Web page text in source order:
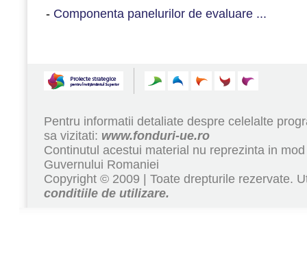
- Componenta panelurilor de evaluare ...
Pentru informatii detaliate despre celelalte
sa vizitati: www.fonduri-ue.ro
Continutul acestui material nu reprezinta in
Guvernului Romaniei
Copyright © 2009 | Toate drepturile rezervate.
conditiile de utilizare.